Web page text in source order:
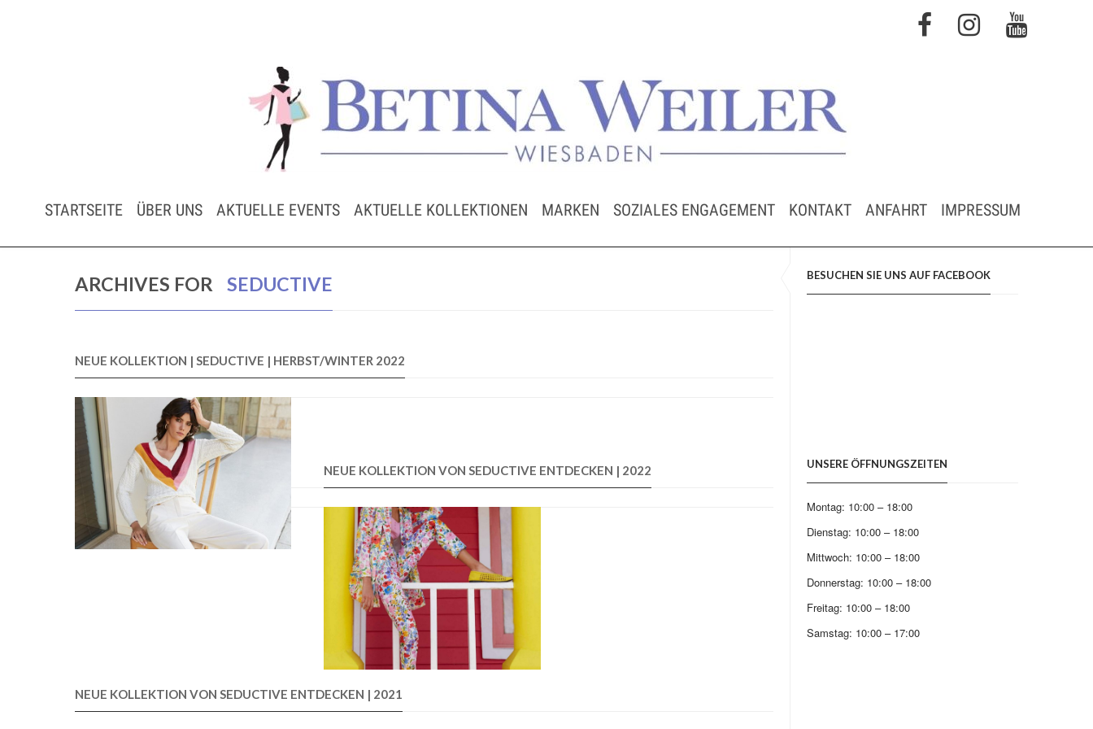
STARTSEITE ÜBER UNS AKTUELLE EVENTS AKTUELLE KOLLEKTIONEN MARKEN SOZIALES ENGAGEMENT KONTAKT ANFAHRT IMPRESSUM
BESUCHEN SIE UNS AUF FACEBOOK
UNSERE ÖFFNUNGSZEITEN
Montag: 10:00 – 18:00
Dienstag: 10:00 – 18:00
Mittwoch: 10:00 – 18:00
Donnerstag: 10:00 – 18:00
Freitag: 10:00 – 18:00
Samstag: 10:00 – 17:00
ARCHIVES FOR SEDUCTIVE
NEUE KOLLEKTION | SEDUCTIVE | HERBST/WINTER 2022
NEUE KOLLEKTION VON SEDUCTIVE ENTDECKEN | 2022
NEUE KOLLEKTION VON SEDUCTIVE ENTDECKEN | 2021